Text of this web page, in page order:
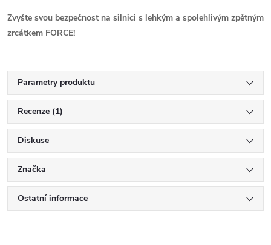
Zvyšte svou bezpečnost na silnici s lehkým a spolehlivým zpětným
zrcátkem FORCE!
Parametry produktu
Recenze (1)
Diskuse
Značka
Ostatní informace